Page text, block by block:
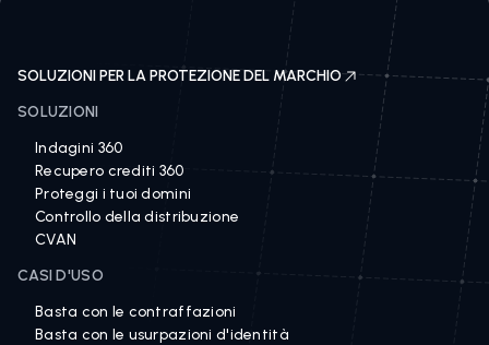
SOLUZIONI PER LA PROTEZIONE DEL MARCHIO
SOLUZIONI
Indagini 360
Recupero crediti 360
Proteggi i tuoi domini
Controllo della distribuzione
CVAN
CASI D'USO
Basta con le contraffazioni
Basta con le usurpazioni d'identità